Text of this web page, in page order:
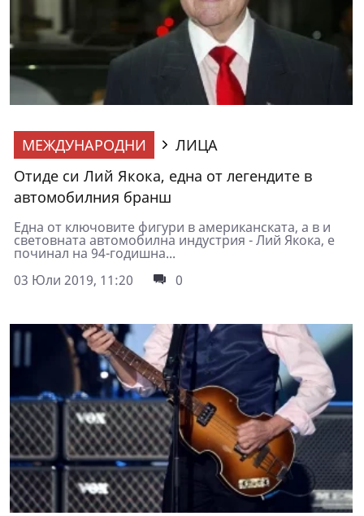
МЕЖДУНАРОДНИ
ЛИЦА
Отиде си Лий Якока, една от легендите в
автомобилния бранш
Една от ключовите фигури в американската, а в и
световната автомобилна индустрия - Лий Якока, е
починал на 94-годишна...
03 Юли 2019, 11:20
0